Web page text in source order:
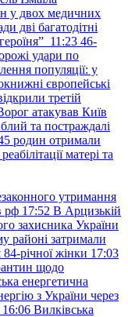
у двох медичних
дві багатодітні
11:23 46-
удари по
популяції: у
європейські
третій
атакував Київ
та постраждалі
родин отримали
матері та
утримання
рф 17:52 В Арцизькій
захисника України
районі затримали
річної жінки 17:03
щодо
енергетична
з України через
16:06 Вилківська